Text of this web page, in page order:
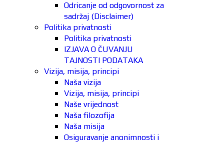
Odricanje od odgovornost za
sadržaj (Disclaimer)
Politika privatnosti
Politika privatnosti
IZJAVA O ČUVANJU
TAJNOSTI PODATAKA
Vizija, misija, principi
Naša vizija
Vizija, misija, principi
Naše vrijednost
Naša filozofija
Naša misija
Osiguravanje anonimnosti i